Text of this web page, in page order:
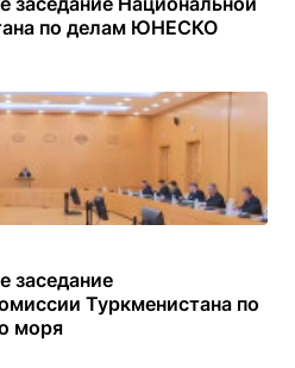
по делам ЮНЕСКО
заседание
Туркменистана по
моря